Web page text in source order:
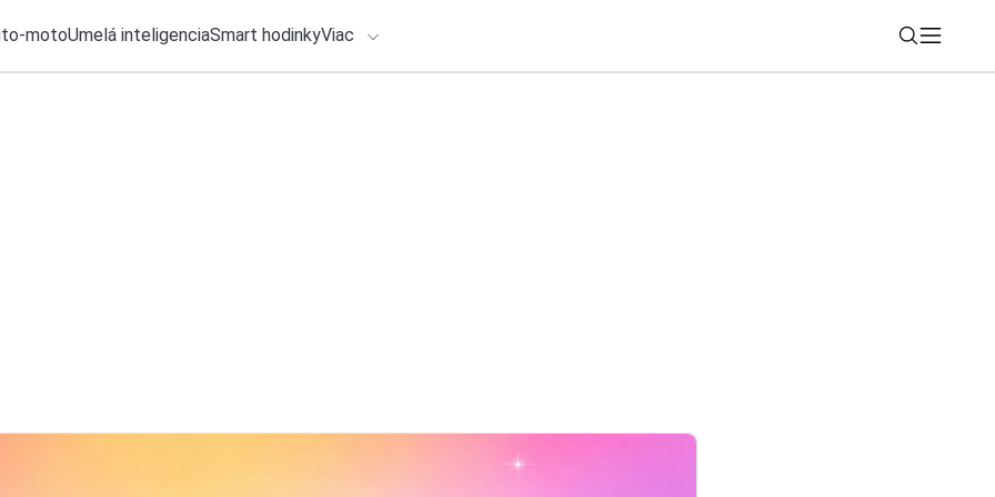
motoUmelá inteligenciaSmart hodinkyViac